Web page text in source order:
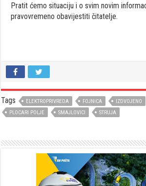
Pratit ćemo situaciju i o svim novim
pravovremeno obavijestiti čitatelje.
Tags ELEKTROPRIVREDA FOJNICA IZDVOJENO
PLOCARI POLJE
SMAJLOVICI STRUJA